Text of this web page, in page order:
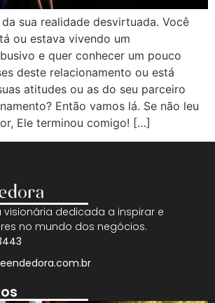
sua realidade desvirtuada. Você
ou estava vivendo um
e quer conhecer um pouco
deste relacionamento ou está
atitudes ou as do seu parceiro
Então vamos lá. Se não leu
Ele terminou comigo! […]
dedicada a inspirar e
no mundo dos negócios.